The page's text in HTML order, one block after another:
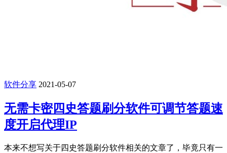
软件分享 2021-05-07
无需卡密四史答题刷分软件可调节答题速
度开启代理IP
本来不想写关于四史答题刷分软件相关的文章了，毕竟只有一